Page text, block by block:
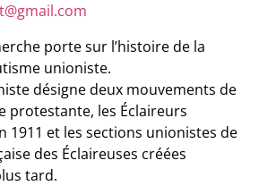
porte sur l’histoire de la
unioniste.
désigne deux mouvements de
protestante, les Éclaireurs
1911 et les sections unionistes de
des Éclaireuses créées
tard.